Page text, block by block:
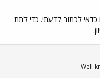
לכתוב לדעתי. כדי לתת
Well-